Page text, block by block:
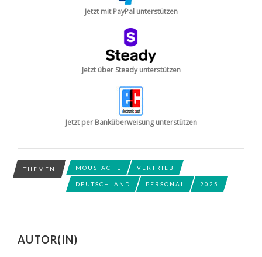
Jetzt mit PayPal unterstützen
Jetzt über Steady unterstützen
Jetzt per Banküberweisung unterstützen
THEMEN MOUSTACHE VERTRIEB
DEUTSCHLAND PERSONAL 2025
AUTOR(IN)